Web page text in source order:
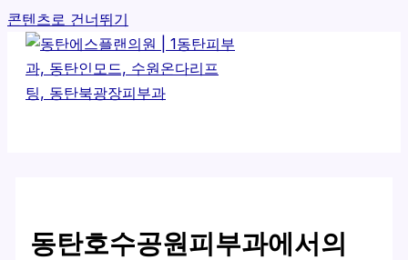
콘텐츠로 건너뛰기
동탄호수공원피부과에서의